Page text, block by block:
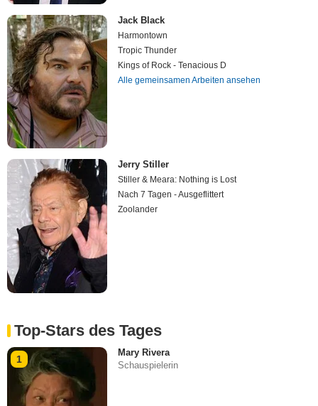
Jack Black
Harmontown
Tropic Thunder
Kings of Rock - Tenacious D
Alle gemeinsamen Arbeiten ansehen
Jerry Stiller
Stiller & Meara: Nothing is Lost
Nach 7 Tagen - Ausgeflittert
Zoolander
Top-Stars des Tages
1
Mary Rivera
Schauspielerin